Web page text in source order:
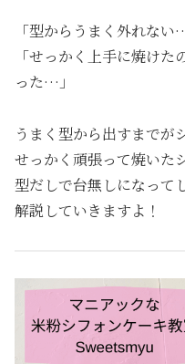
「型からうまく外れない
「せっかく上手に焼け
った…」
うまく型から出すまでが
せっかく頑張って焼いた
型だしで台無しになって
解説していきますよ！